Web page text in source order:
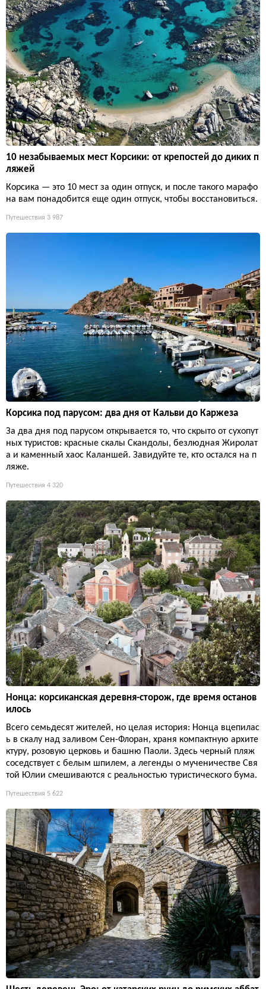
10 незабываемых мест Корсики: от крепостей до диких п
ляжей
Корсика — это 10 мест за один отпуск, и после такого марафо
на вам понадобится еще один отпуск, чтобы восстановиться.
Путешествия 3 987
Корсика под парусом: два дня от Кальви до Каржеза
За два дня под парусом открывается то, что скрыто от сухопут
ных туристов: красные скалы Скандолы, безлюдная Жиролат
а и каменный хаос Каланшей. Завидуйте те, кто остался на п
ляже.
Путешествия 4 320
Нонца: корсиканская деревня-сторож, где время останов
илось
Всего семьдесят жителей, но целая история: Нонца вцепилас
ь в скалу над заливом Сен-Флоран, храня компактную архите
ктуру, розовую церковь и башню Паоли. Здесь черный пляж
соседствует с белым шпилем, а легенды о мученичестве Свя
той Юлии смешиваются с реальностью туристического бума.
Путешествия 5 622